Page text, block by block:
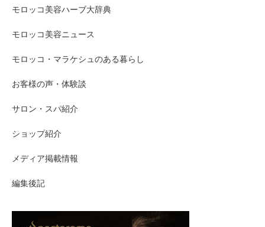
モロッコ美容ハーブ大辞典
モロッコ美容ニュース
モロッコ・マラケシュのある暮らし
お客様の声・体験談
サロン・スパ紹介
ショップ紹介
メディア掲載情報
編集後記